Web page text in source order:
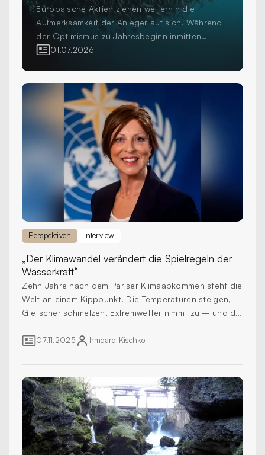
Europäische Aktien ziehen weiterhin die
Aufmerksamkeit der Anleger auf sich. Während
der Optimismus zu Jahresbeginn inmitten
erhöhter Volatilität und geopolitischer
als wichtigen Bestandteil diversifizierter
Aktienportfolios. Die Frage für professionelle
Anleger ist nicht mehr, ob sie in Europa
investieren sollen, sondern wie sie dies tun.
01.07.2026
Perspektiven Interview
„Der Klimawandel verändert die Spielregeln der
Wasserkraft“
Zehn Jahre nach dem Pariser Klimaabkommen steht die
Welt an einem Kipppunkt. Die Temperaturen steigen,
Gletscher schmelzen, Extremwetter nimmt zu – und die
Börsianer sprach mit Roberta Boscolo, Leiterin des
die Rolle der Wasserkraft und die Frage, wie
Klimadaten künftig Investitionen sicherer machen
können.
07.11.2025 Irmgard Kischko